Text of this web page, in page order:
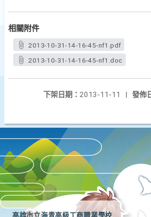
相關附件
2013-10-31-14-16-45-nf1.pdf
2013-10-31-14-16-45-nf1.doc
發佈
下架日期： 2013-11-11
|